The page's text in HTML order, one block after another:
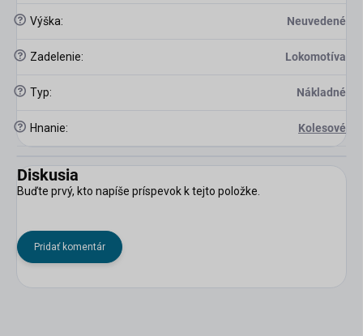
? Výška: Neuvedené
? Zadelenie: Lokomotíva
? Typ: Nákladné
? Hnanie: Kolesové
Diskusia
Buďte prvý, kto napíše príspevok k tejto položke.
Pridať komentár